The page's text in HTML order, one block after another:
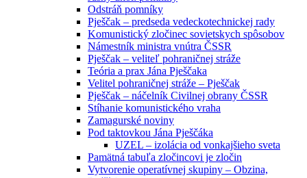
Odstráň pomníky
Pješčak – predseda vedeckotechnickej rady
Komunistický zločinec sovietskych spôsobov
Námestník ministra vnútra ČSSR
Pješčak – veliteľ pohraničnej stráže
Teória a prax Jána Pješčaka
Velitel pohraničnej stráže – Pješčak
Pješčak – náčelník Civilnej obrany ČSSR
Stíhanie komunistického vraha
Zamagurské noviny
Pod taktovkou Jána Pješčáka
UZEL – izolácia od vonkajšieho sveta
Pamätná tabuľa zločincovi je zločin
Vytvorenie operatívnej skupiny – Obzina,